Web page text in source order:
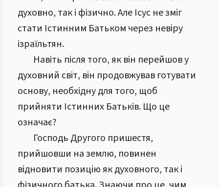
духовно, так і фізично. Але Ісус не зміг
стати Істинним Батьком через невіру
ізраїльтян.
Навіть після того, як він перейшов у
духовний світ, він продовжував готувати
основу, необхідну для того, щоб
прийняти Істинних Батьків. Що це
означає?
Господь Другого пришестя,
прийшовши на землю, повинен
відновити позицію як духовного, так і